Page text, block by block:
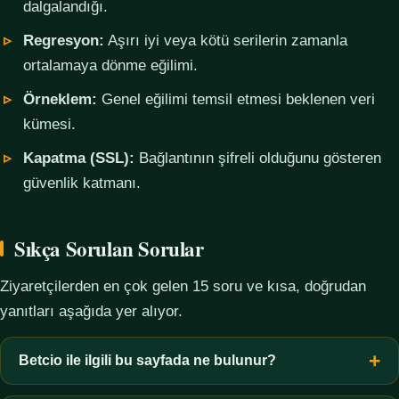
dalgalandığı.
Regresyon: Aşırı iyi veya kötü serilerin zamanla
ortalamaya dönme eğilimi.
Örneklem: Genel eğilimi temsil etmesi beklenen veri
kümesi.
Kapatma (SSL): Bağlantının şifreli olduğunu gösteren
güvenlik katmanı.
Sıkça Sorulan Sorular
Ziyaretçilerden en çok gelen 15 soru ve kısa, doğrudan
yanıtları aşağıda yer alıyor.
Betcio ile ilgili bu sayfada ne bulunur?
Bu sayfada yalnızca kavramsal bilgi, terim açıklamaları, veri